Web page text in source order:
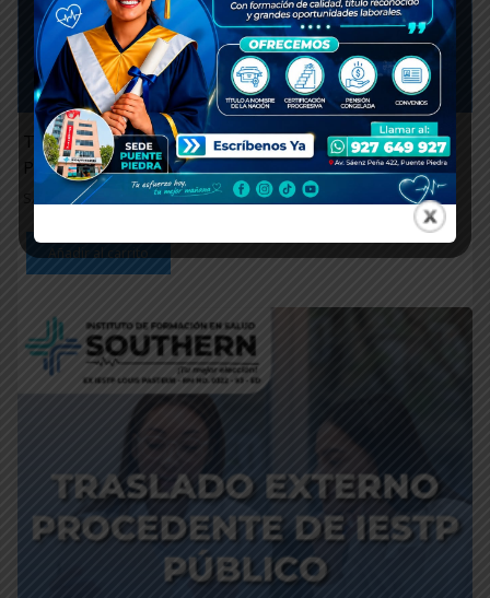
TRASLADO EXTERNO PROCEDENTE DE IESTP
PRIVADO
200.00